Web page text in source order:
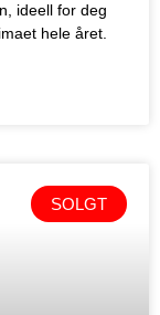
ideell for deg
hele året.
SOLGT